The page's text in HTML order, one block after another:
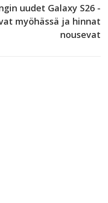
uudet Galaxy S26 -
myöhässä ja hinnat
nousevat